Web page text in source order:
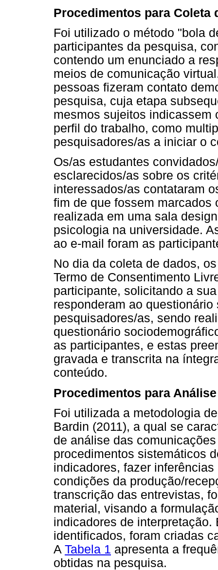
Procedimentos para Coleta
Foi utilizado o método "bola
participantes da pesquisa,
contendo um enunciado a
meios de comunicação
pessoas fizeram contato
pesquisa, cuja etapa
mesmos sujeitos indicassem
perfil do trabalho, como
pesquisadores/as a iniciar o
Os/as estudantes
esclarecidos/as sobre os
interessados/as contataram
fim de que fossem marcados
realizada em uma sala
psicologia na universidade.
ao e-mail foram as
No dia da coleta de dados,
Termo de Consentimento
participante, solicitando a
responderam ao
pesquisadores/as, sendo
questionário
as participantes, e estas
gravada e transcrita na
conteúdo.
Procedimentos para
Foi utilizada a metodologia
Bardin (2011), a qual se
de análise das
procedimentos sistemáticos
indicadores, fazer
condições da produção/
transcrição das entrevistas,
material, visando a
indicadores de
identificados, foram criadas
A Tabela 1 apresenta a
obtidas na pesquisa.